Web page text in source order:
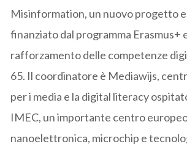
Misinformation, un nuovo progetto
finanziato dal programma Erasmus+
rafforzamento delle competenze
65. Il coordinatore è Mediawijs,
per i media e la digital literacy
IMEC, un importante centro
nanoelettronica, microchip e